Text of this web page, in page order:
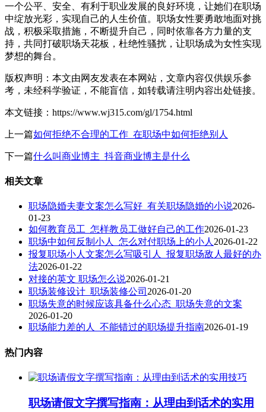
一个公平、安全、有利于职业发展的良好环境，让她们在职场
中绽放光彩，实现自己的人生价值。职场女性要勇敢地面对挑
战，积极采取措施，不断提升自己，同时依靠各方力量的支
持，共同打破职场天花板，杜绝性骚扰，让职场成为女性实现
梦想的舞台。
版权声明：本文由网友发表在本网站，文章内容仅供娱乐参
考，未经科学验证，不能盲信，如转载请注明内容出处链接。
本文链接：https://www.wj315.com/gl/1754.html
上一篇如何拒绝不合理的工作_在职场中如何拒绝别人
下一篇什么叫商业博主_抖音商业博主是什么
相关文章
职场隐婚夫妻文案怎么写好_有关职场隐婚的小说2026-
01-23
如何教育员工_怎样教员工做好自己的工作2026-01-23
职场中如何反制小人_怎么对付职场上的小人2026-01-22
报复职场小人文案怎么写吸引人_报复职场敌人最好的办
法2026-01-22
对接的英文 职场怎么说2026-01-21
职场装修设计_职场装修公司 2026-01-20
职场失意的时候应该具备什么心态_职场失意的文案
2026-01-20
职场能力差的人_不能错过的职场提升指南2026-01-19
热门内容
职场请假文字撰写指南：从理由到话术的实用